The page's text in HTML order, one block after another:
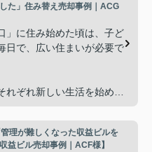
た」住み替え売却事例｜ACG
」に住み始めた頃は、子ど
日で、広い住まいが必要で
ぞれ新しい生活を始める
理が難しくなった収益ビルを
益ビル売却事例｜ACF様】